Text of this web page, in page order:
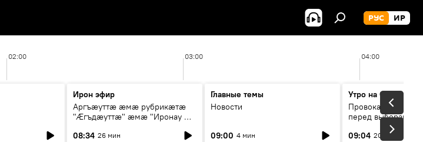
РУС ИР
02:00 03:00 04:00
Ирон эфир
Аргъæуттæ æмæ рубрикæтæ
"Æгъдæуттæ" æмæ "Иронау æй
08:34 26 мин
Главные темы
Новости
09:00 4 мин
Утро на Спутнике
Провокации со
перед выборами в
09:04 20 мин